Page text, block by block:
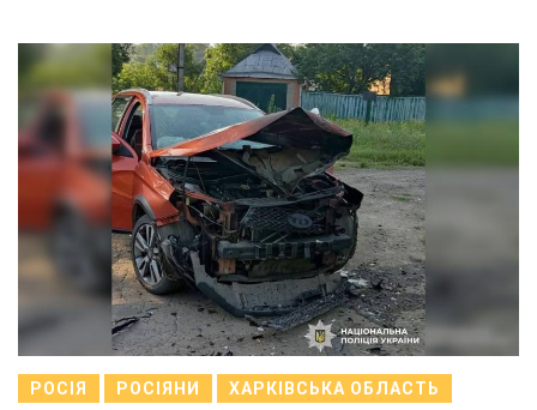
РОСІЯ РОСІЯНИ ХАРКІВСЬКА ОБЛАСТЬ